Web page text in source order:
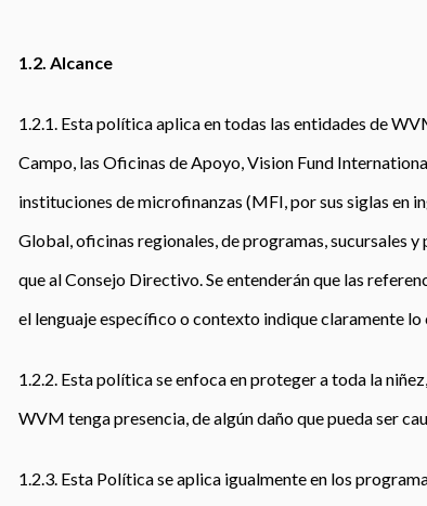
1.2. Alcance
1.2.1. Esta política aplica en todas las entidades de
Campo, las Oficinas de Apoyo, Vision Fund
instituciones de microfinanzas (MFI, por sus siglas en
Global, oficinas regionales, de programas, sucursales
que al Consejo Directivo. Se entenderán que las
el lenguaje específico o contexto indique claramente
1.2.2. Esta política se enfoca en proteger a toda la
WVM tenga presencia, de algún daño que pueda ser
1.2.3. Esta Política se aplica igualmente en los